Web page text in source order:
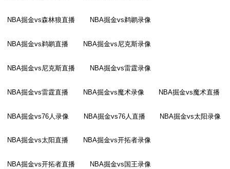
NBA掘金vs森林狼直播 NBA掘金vs鹈鹕录像
NBA掘金vs鹈鹕直播 NBA掘金vs尼克斯录像
NBA掘金vs尼克斯直播 NBA掘金vs雷霆录像
NBA掘金vs雷霆直播 NBA掘金vs魔术录像 NBA掘金vs魔术直播
NBA掘金vs76人录像 NBA掘金vs76人直播 NBA掘金vs太阳录像
NBA掘金vs太阳直播 NBA掘金vs开拓者录像
NBA掘金vs开拓者直播 NBA掘金vs国王录像